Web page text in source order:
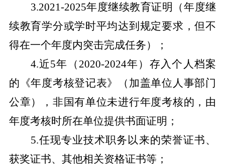
3.2021-2025年度继续教育证明（年度继
续教育学分或学时平均达到规定要求，但不
得在一个年度内突击完成任务）；
4.近5年（ 2020-2024年）存入个人档案
的《年度考核登记表》（加盖单位人事部门
公章），非国有单位未进行年度考核的，由
年度考核时所在单位提供书面证明；
5.任现专业技术职务以来的荣誉证书、
获奖证书、其他相关资格证书等；